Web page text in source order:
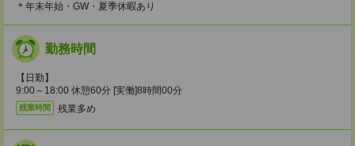
＊年末年始・GW・夏季休暇あり
勤務時間
【日勤】
9:00～18:00 休憩60分 [実働]8時間00分
残業時間 残業多め